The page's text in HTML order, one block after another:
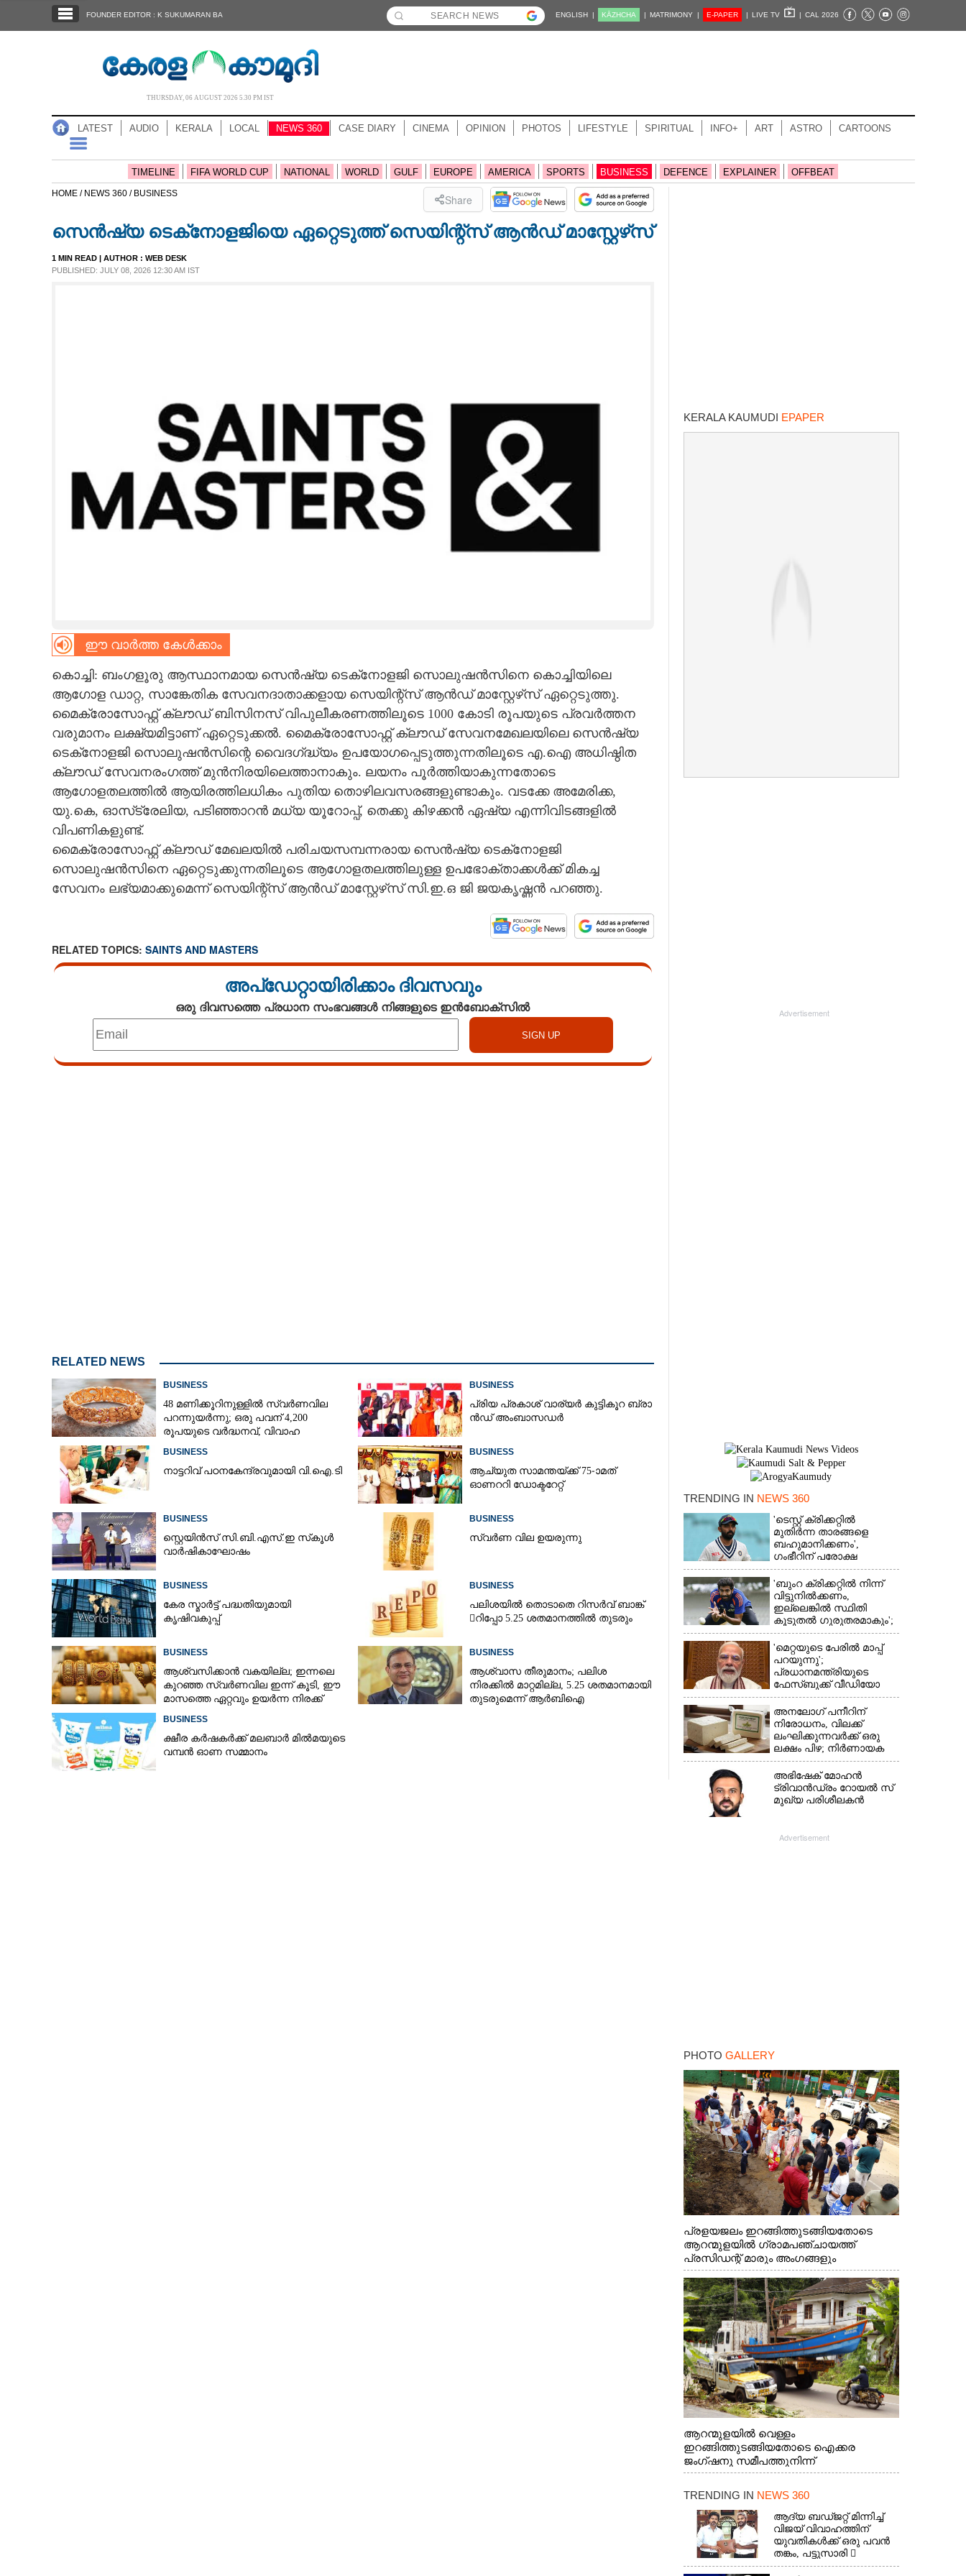
NOTIFIED NEWS
LITERATURE
CONTACT US
FOUNDER EDITOR : K SUKUMARAN BA ENGLISH | KĀZHCHA | MATRIMONY | E-PAPER | LIVE TV | CAL 2026
THURSDAY, 06 AUGUST 2026 5.30 PM IST
LATEST AUDIO KERALA LOCAL NEWS 360 CASE DIARY CINEMA OPINION PHOTOS LIFESTYLE SPIRITUAL INFO+ ART ASTRO CARTOONS
TIMELINE FIFA WORLD CUP NATIONAL WORLD GULF EUROPE AMERICA SPORTS BUSINESS DEFENCE EXPLAINER OFFBEAT
HOME / NEWS 360 / BUSINESS Share
സെൻഷ്യ ടെക്‌നോളജിയെ ഏറ്റെടുത്ത് സെയിന്റ്‌സ് ആൻഡ് മാസ്റ്റേഴ്‌സ്
1 MIN READ | AUTHOR : WEB DESK
PUBLISHED: JULY 08, 2026 12:30 AM IST
ഈ വാർത്ത കേൾക്കാം
കൊച്ചി: ബംഗളൂരു ആസ്ഥാനമായ സെൻഷ്യ ടെക്‌നോളജി സൊലുഷൻസിനെ കൊച്ചിയിലെ
ആഗോള ഡാറ്റ, സാങ്കേതിക സേവനദാതാക്കളായ സെയിന്റ്‌സ് ആൻഡ് മാസ്റ്റേഴ്‌സ് ഏറ്റെടുത്തു.
മൈക്രോസോഫ്റ്റ് ക്ലൗഡ് ബിസിനസ് വിപുലീകരണത്തിലൂടെ 1000 കോടി രൂപയുടെ പ്രവർത്തന
വരുമാനം ലക്ഷ്യമിട്ടാണ് ഏറ്റെടുക്കൽ. മൈക്രോസോഫ്റ്റ് ക്ലൗഡ് സേവനമേഖലയിലെ സെൻഷ്യ
ടെക്‌നോളജി സൊലുഷൻസിന്റെ വൈദഗ്‌ദ്ധ്യം ഉപയോഗപ്പെടുത്തുന്നതിലൂടെ എ.ഐ അധിഷ്ഠിത
ക്ലൗഡ് സേവനരംഗത്ത് മുൻനിരയിലെത്താനാകും. ലയനം പൂർത്തിയാകുന്നതോടെ
ആഗോളതലത്തിൽ ആയിരത്തിലധികം പുതിയ തൊഴിലവസരങ്ങളുണ്ടാകും. വടക്കേ അമേരിക്ക,
യു.കെ, ഓസ്‌ട്രേലിയ, പടിഞ്ഞാറൻ മധ്യ യൂറോപ്പ്, തെക്കു കിഴക്കൻ ഏഷ്യ എന്നിവിടങ്ങളിൽ
വിപണികളുണ്ട്.
മൈക്രോസോഫ്റ്റ് ക്ലൗഡ് മേഖലയിൽ പരിചയസമ്പന്നരായ സെൻഷ്യ ടെക്‌നോളജി
സൊലുഷൻസിനെ ഏറ്റെടുക്കുന്നതിലൂടെ ആഗോളതലത്തിലുള്ള ഉപഭോക്താക്കൾക്ക് മികച്ച
സേവനം ലഭ്യമാക്കുമെന്ന് സെയിന്റ്‌സ് ആൻഡ് മാസ്റ്റേഴ്‌സ് സി.ഇ.ഒ ജി ജയകൃഷ്ണൻ പറഞ്ഞു.
RELATED TOPICS: SAINTS AND MASTERS
അപ്ഡേറ്റായിരിക്കാം ദിവസവും
ഒരു ദിവസത്തെ പ്രധാന സംഭവങ്ങൾ നിങ്ങളുടെ ഇൻബോക്സിൽ
RELATED NEWS
BUSINESS
48 മണിക്കൂറിനുള്ളിൽ സ്വർണവില
പറന്നുയർന്നു; ഒരു പവന് 4,200
രൂപയുടെ വർദ്ധനവ്, വിവാഹ
BUSINESS
പ്രി​യ​ ​പ്ര​കാ​ശ് ​വാ​ര്യർ കു​ട്ടി​കൂ​റ​ ​ ബ്രാ​
ൻ​ഡ് ​അം​ബാ​സ​ഡ​ർ
BUSINESS
നാ​ട്ട​റി​വ് ​പ​ഠ​ന​കേ​ന്ദ്ര​വു​മാ​യി​ ​വി.​ഐ.​ടി
BUSINESS
ആച്യുത സാമന്തയ്ക്ക് 75-ാമത്
ഓണററി ഡോക്ടറേറ്റ്
BUSINESS
സ്റ്റെയിൻസ് സി.ബി.എസ്.ഇ സ്‌കൂൾ
വാർഷികാഘോഷം
BUSINESS
സ്വർണ വില ഉയരുന്നു
BUSINESS
കേര സ്മാർട്ട് പദ്ധതിയുമായി
കൃഷിവകുപ്പ്
BUSINESS
പലിശയിൽ തൊടാതെ റിസർവ് ബാങ്ക്
റിപ്പോ 5.25 ശതമാനത്തിൽ തുടരും
BUSINESS
ആശ്വസിക്കാൻ വകയില്ല; ഇന്നലെ
കുറഞ്ഞ സ്വർണവില ഇന്ന് കൂടി, ഈ
മാസത്തെ ഏറ്റവും ഉയർന്ന നിരക്ക്
BUSINESS
ആശ്വാസ തീരുമാനം; പലിശ
നിരക്കിൽ മാറ്റമില്ല, 5.25 ശതമാനമായി
തുടരുമെന്ന് ആർബിഐ
BUSINESS
ക്ഷീര കർഷകർക്ക് മലബാർ മിൽമയുടെ
വമ്പൻ ഓണ സമ്മാനം
KERALA KAUMUDI EPAPER
Advertisement
TRENDING IN NEWS 360
'ടെസ്റ്റ് ക്രിക്കറ്റിൽ
മുതിർന്ന താരങ്ങളെ
ബഹുമാനിക്കണം',
ഗംഭീറിന് പരോക്ഷ
മുന്നറിയിപ്പുമായി രഹാനെ
'ബുംറ ക്രിക്കറ്റിൽ നിന്ന്
വിട്ടുനിൽക്കണം,
ഇല്ലെങ്കിൽ സ്ഥിതി
കൂടുതൽ ഗുരുതരമാകും';
മുന്നറിയിപ്പുമായി മുൻ
താരം
'മെറ്റയുടെ പേരിൽ മാപ്പ്
പറയുന്നു';
പ്രധാനമന്ത്രിയുടെ
ഫേസ്‌ബുക്ക് വീഡിയോ
നീക്കം ചെയ്തതിൽ
ക്ഷമാപണം
അനലോഗ് പനീറിന്
നിരോധനം, വിലക്ക്
ലംഘിക്കുന്നവർക്ക് ഒരു
ലക്ഷം പിഴ; നിർണായക
തീരുമാനമെടുത്ത്
മഹാരാഷ്ട്ര
അഭിഷേക് മോഹൻ
ട്രിവാൻഡ്രം റോയൽ സ്
മുഖ്യ പരിശീലകൻ
Advertisement
PHOTO GALLERY
പ്രളയജലം ഇറങ്ങിത്തുടങ്ങിയതോടെ
ആറന്മുളയിൽ ഗ്രാമപഞ്ചായത്ത്
പ്രസിഡന്റ് മാരും അംഗങ്ങളും
രാഷ്ട്രീയപ്രവത്തകരും അടങ്ങുന്ന സംഘം
റോഡിൽ അടിഞ്ഞ് കൂടിയ ചെളിയും മണ്ണും
മറ്റ് മാലിന്യങ്ങളും നീക്കം ചെയ്യുന്നു.
ആറന്മുളയിൽ വെള്ളം
ഇറങ്ങിത്തുടങ്ങിയതോടെ ഐക്കര
ജംഗ്ഷനു സമീപത്തുനിന്ന്
രക്ഷാപ്രവർത്തനത്തിന് കൊല്ലത്ത് നിന്ന്
തിരികെക്കൊണ്ടുപോകുന്നു.
TRENDING IN NEWS 360
ആദ്യ ബഡ്ജറ്റ് മിന്നിച്ച്
വിജയ് വിവാഹത്തിന്
യുവതികൾക്ക് ഒരു പവൻ
തങ്കം, പട്ടുസാരി 
നവജാതശിശുക്കൾക്ക്
സെൻഷ്യ ടെക്‌നോളജിയെ ഏറ്റെടുത്ത്
സെയിന്റ്‌സ് ആൻഡ് മാസ്റ്റേഴ്‌സ്
×